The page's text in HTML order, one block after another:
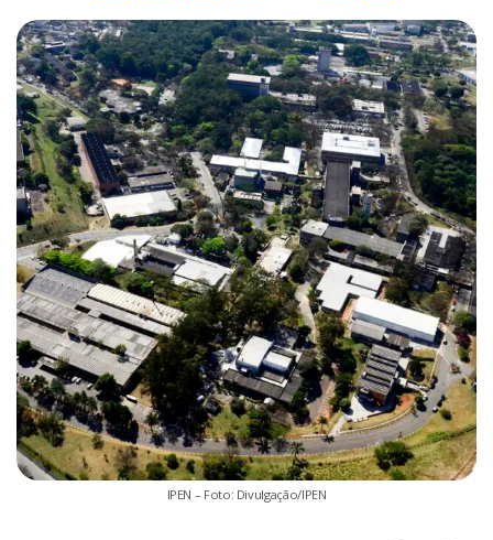
IPEN – Foto: Divulgação/IPEN